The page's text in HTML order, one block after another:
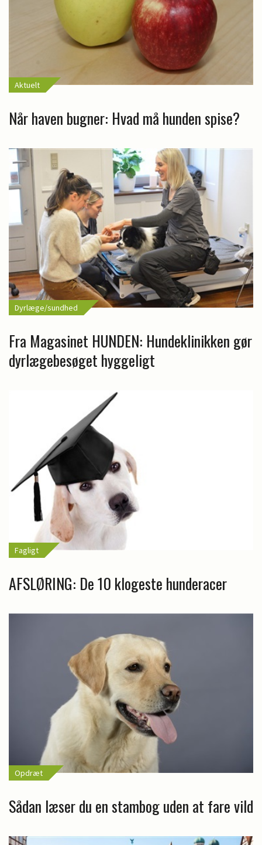
Aktuelt
Når haven bugner: Hvad må hunden spise?
Dyrlæge/sundhed
Fra Magasinet HUNDEN: Hundeklinikken gør
dyrlægebesøget hyggeligt
Fagligt
AFSLØRING: De 10 klogeste hunderacer
Opdræt
Sådan læser du en stambog uden at fare vild